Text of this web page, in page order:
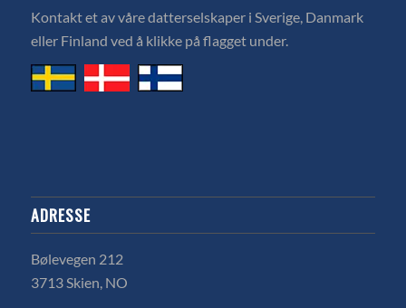
Kontakt et av våre datterselskaper i Sverige, Danmark
eller Finland ved å klikke på flagget under.
ADRESSE
Bølevegen 212
3713 Skien, NO